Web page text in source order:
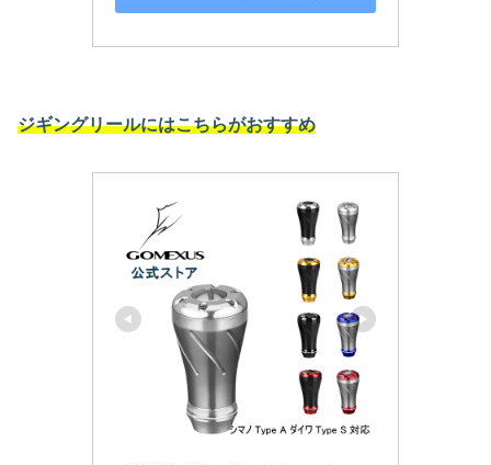
ジギングリールにはこちらがおすすめ